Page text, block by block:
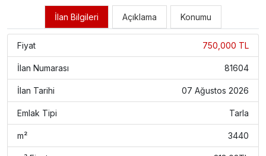
İlan Bilgileri Açıklama Konumu
Fiyat 750,000 TL
İlan Numarası 81604
İlan Tarihi 07 Ağustos 2026
Emlak Tipi Tarla
m² 3440